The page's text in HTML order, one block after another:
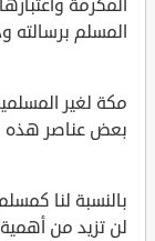
المكرمة
المسلم برسالته
مكة لغير
بعض عناصر هذه
بالنسبة لنا
لن تزيد من